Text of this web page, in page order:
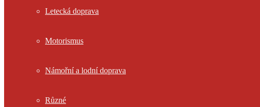
Letecká doprava
Motorismus
Námořní a lodní doprava
Různé